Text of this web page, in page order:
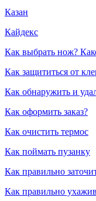
Казан
Кайдекс
Как выбрать нож?
Как защититься от
Как обнаружить и
Как оформить заказ?
Как очистить термос
Как поймать пузанку
Как правильно
Как правильно